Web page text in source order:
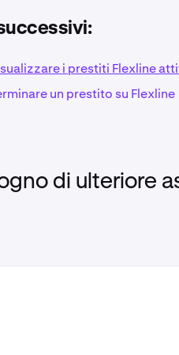
offre prestiti in USDG,
effettueremo un prestito in
i prestiti Flexline
un prestito su Flexline
di ulteriore